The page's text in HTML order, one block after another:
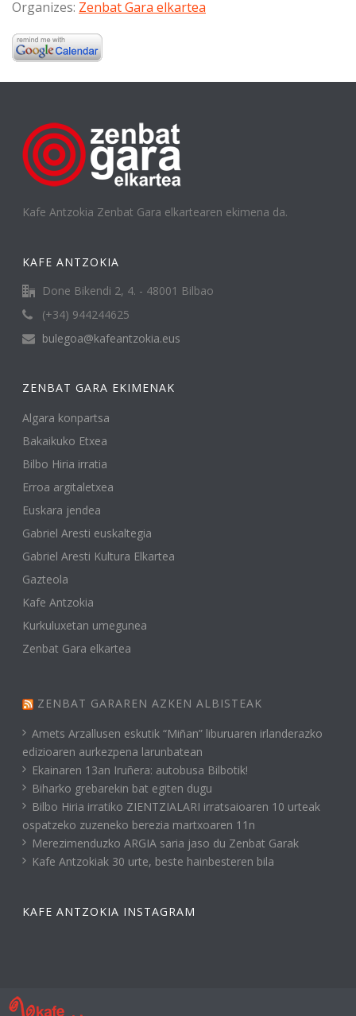
Organizes: Zenbat Gara elkartea
Kafe Antzokia Zenbat Gara elkartearen ekimena da.
KAFE ANTZOKIA
Done Bikendi 2, 4. - 48001 Bilbao
(+34) 944244625
bulegoa@kafeantzokia.eus
ZENBAT GARA EKIMENAK
Algara konpartsa
Bakaikuko Etxea
Bilbo Hiria irratia
Erroa argitaletxea
Euskara jendea
Gabriel Aresti euskaltegia
Gabriel Aresti Kultura Elkartea
Gazteola
Kafe Antzokia
Kurkuluxetan umegunea
Zenbat Gara elkartea
ZENBAT GARAREN AZKEN ALBISTEAK
Amets Arzallusen eskutik “Miñan” liburuaren irlanderazko
edizioaren aurkezpena larunbatean
Ekainaren 13an Iruñera: autobusa Bilbotik!
Biharko grebarekin bat egiten dugu
Bilbo Hiria irratiko ZIENTZIALARI irratsaioaren 10 urteak
ospatzeko zuzeneko berezia martxoaren 11n
Merezimenduzko ARGIA saria jaso du Zenbat Garak
Kafe Antzokiak 30 urte, beste hainbesteren bila
KAFE ANTZOKIA INSTAGRAM